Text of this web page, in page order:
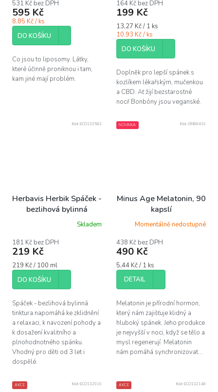
531 Kč bez DPH
595 Kč
8.85 Kč / ks
DO KOŠÍKU
Co jsou to liposomy. Látky,
které účinně proniknou i tam,
kam jiné mají problém.
164 Kč bez DPH
199 Kč
Měrná
cena:
13,27 Kč / 1 ks
10.93 Kč / ks
DO KOŠÍKU
Doplněk pro lepší spánek s
kozlíkem lékařským, mučenkou
a CBD. Ať žijí bezstarostné
noci! Bonbóny jsou veganské.
Herbavis Herbik Spáček -
bezlihová bylinná
tinktura, 100 mlSkladem
181 Kč bez DPH
219 Kč
Měrná
cena:
219 Kč / 100 ml
DO KOŠÍKU
Spáček - bezlihová bylinná
tinktura napomáhá ke zklidnění
a relaxaci, k navození pohody a
k dosažení kvalitního a
plnohodnotného spánku.
Vhodný pro děti od 3 let i
dospělé.
Kód: ECO133582 NOVINKA
Minus Age Melatonin, 90
kapslí
Momentálně nedostupné
438 Kč bez DPH
490 Kč
Měrná
cena:
5,44 Kč / 1 ks
DETAIL
Melatonin je přírodní hormon,
který nám zajišťuje klidný a
hluboký spánek. Jeho produkce
je nejvyšší v noci, když se tělo a
mysl regenerují. Melatonin
nám pomáhá synchronizovat...
Kód: OM88419
AKCE Kód: ECO132019 AKCE Kód: ECO132148